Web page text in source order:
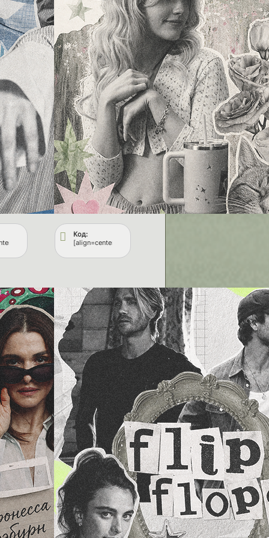
a8/346/182168.png[/img][/url][/align]
upforme.ru/uploads/001c/8b/a8/346/782258.png[/img][/url][/align]
fflops.ru/][img]https://upforme.ru/uploads/001c/8b/a8/346/
Код:
[align=center][url=https://fflops.ru/][img]https://upforme.ru/